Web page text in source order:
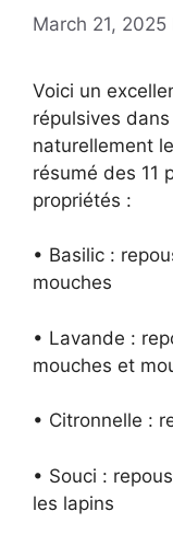
March 21, 2025
Voici un
répulsives
naturellement
résumé des 11
propriétés :
• Basilic :
mouches
• Lavande :
mouches et
• Citronnelle :
• Souci :
les lapins